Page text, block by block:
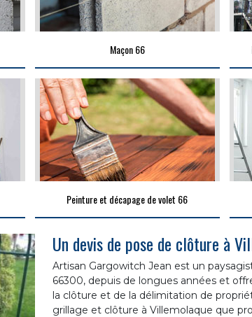
Maçon 66
Peinture et décapage de volet 66
Un devis de pose de clôture à
Artisan Gargowitch Jean est un
66300, depuis de longues années et
la clôture et de la délimitation de
grillage et clôture à Villemolaque que